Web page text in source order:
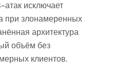
атак исключает
при злонамеренных
архитектура
объём без
клиентов.